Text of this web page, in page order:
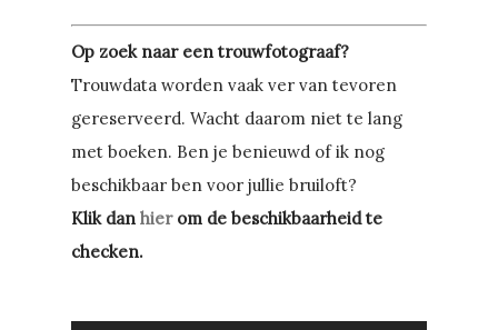
Op zoek naar een trouwfotograaf?
Trouwdata worden vaak ver van tevoren
gereserveerd. Wacht daarom niet te lang
met boeken. Ben je benieuwd of ik nog
beschikbaar ben voor jullie bruiloft?
Klik danhierom de beschikbaarheid te
checken.